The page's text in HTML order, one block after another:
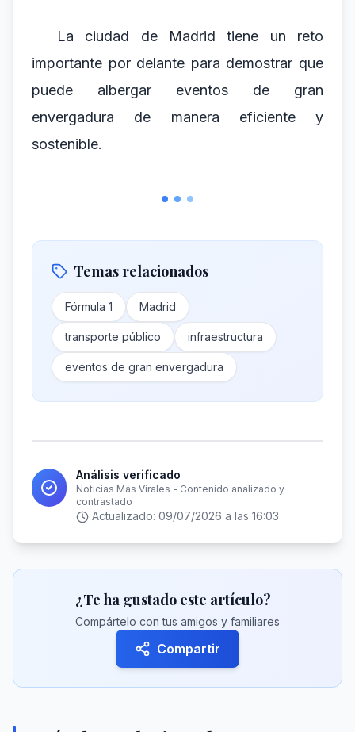
La ciudad de Madrid tiene un reto
importante por delante para demostrar que
puede albergar eventos de gran
envergadura de manera eficiente y
sostenible.
Temas relacionados
Fórmula 1 Madrid
transporte público infraestructura
eventos de gran envergadura
Análisis verificado
Noticias Más Virales - Contenido analizado y
contrastado
Actualizado: 09/07/2026 a las 16:03
¿Te ha gustado este artículo?
Compártelo con tus amigos y familiares
Compartir